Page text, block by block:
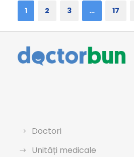
1 2 3 … 17
Doctori
Unități medicale